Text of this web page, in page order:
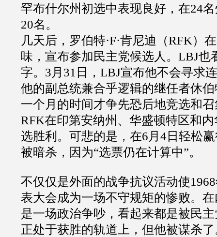
罕布什尔州初选中表现良好，在24
20名。
几天后，罗伯特·F·肯尼迪（RFK）
味，宣布参加民主党候选人。LBJ也
字。3月31日，LBJ宣布他不会寻求
他的副总统兼合乎逻辑的继任者休
一个月的时间才争先恐后地竞选和
RFK在印第安纳州、华盛顿特区和
选胜利。可悲的是，在6月4日轻松
被暗杀，因为“选票仍在计算中”。
不仅仅是外面的战争抗议活动使
表大会成为一场不守规矩的惨败。
是一场政治争吵，看起来都是被民
正处于获胜的轨道上，但他被谋杀